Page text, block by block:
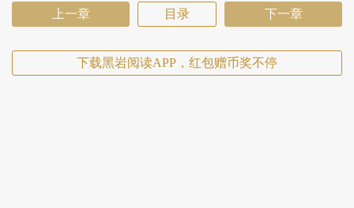
上一章 目录 下一章
下载黑岩阅读APP，红包赠币奖不停